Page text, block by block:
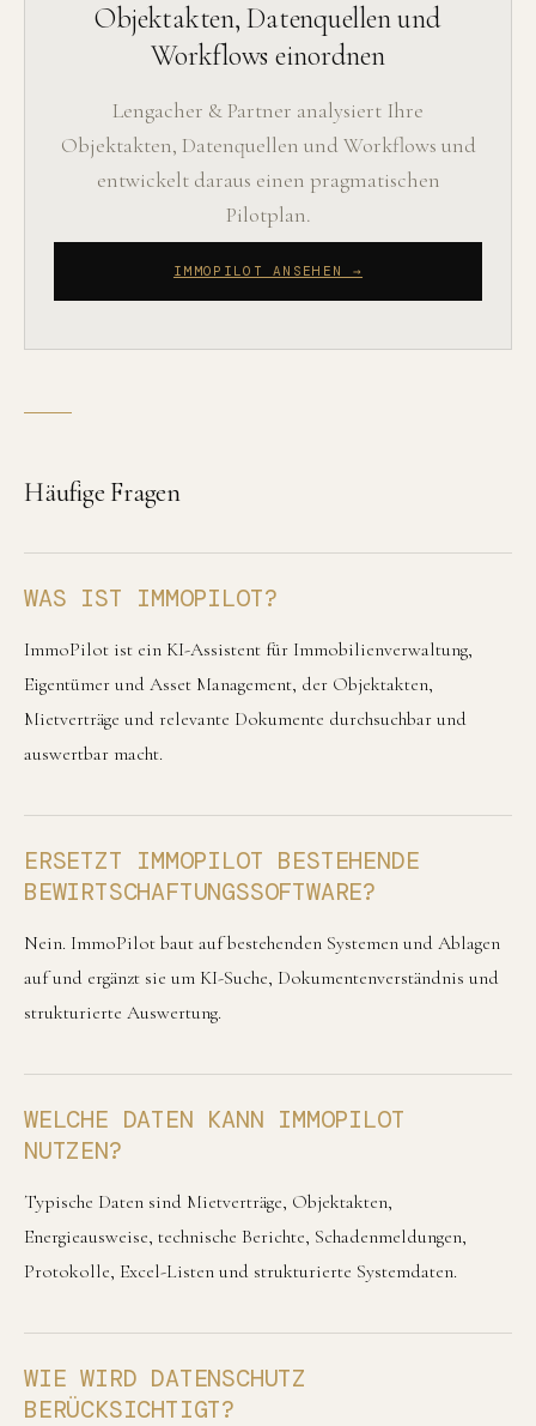
Objektakten, Datenquellen und
Workflows einordnen
Lengacher & Partner analysiert Ihre
Objektakten, Datenquellen und Workflows und
entwickelt daraus einen pragmatischen
Pilotplan.
IMMOPILOT ANSEHEN →
Häufige Fragen
WAS IST IMMOPILOT?
ImmoPilot ist ein KI-Assistent für Immobilienverwaltung,
Eigentümer und Asset Management, der Objektakten,
Mietverträge und relevante Dokumente durchsuchbar und
auswertbar macht.
ERSETZT IMMOPILOT BESTEHENDE
BEWIRTSCHAFTUNGSSOFTWARE?
Nein. ImmoPilot baut auf bestehenden Systemen und Ablagen
auf und ergänzt sie um KI-Suche, Dokumentenverständnis und
strukturierte Auswertung.
WELCHE DATEN KANN IMMOPILOT
NUTZEN?
Typische Daten sind Mietverträge, Objektakten,
Energieausweise, technische Berichte, Schadenmeldungen,
Protokolle, Excel-Listen und strukturierte Systemdaten.
WIE WIRD DATENSCHUTZ
BERÜCKSICHTIGT?